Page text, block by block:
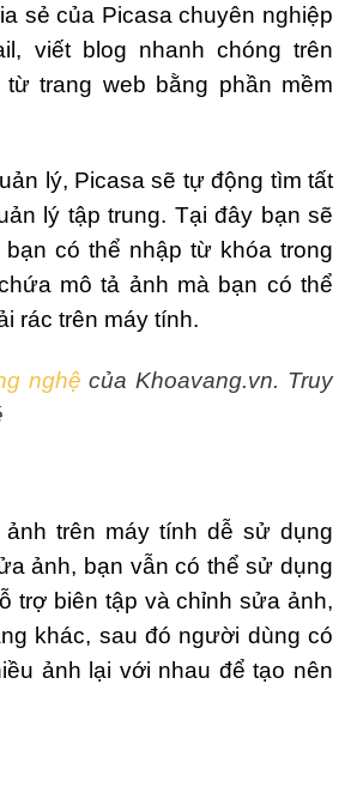
sẻ của Picasa chuyên nghiệp
viết blog nhanh chóng trên
trang web bằng phần mềm
lý, Picasa sẽ tự động tìm tất
lý tập trung. Tại đây bạn sẽ
có thể nhập từ khóa trong
mô tả ảnh mà bạn có thể
rác trên máy tính.
nghệ của Khoavang.vn. Truy
trên máy tính dễ sử dụng
ảnh, bạn vẫn có thể sử dụng
trợ biên tập và chỉnh sửa ảnh,
khác, sau đó người dùng có
ảnh lại với nhau để tạo nên